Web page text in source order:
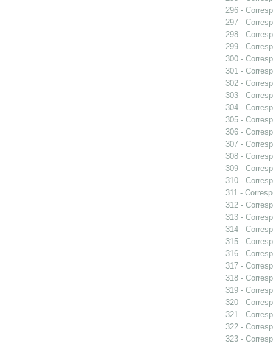
296 -
297 -
298 -
299 -
300 -
301 -
302 -
303 -
304 -
305 -
306 -
307 -
308 -
309 -
310 -
311 -
312 -
313 -
314 -
315 -
316 -
317 -
318 -
319 -
320 -
321 -
322 -
323 -